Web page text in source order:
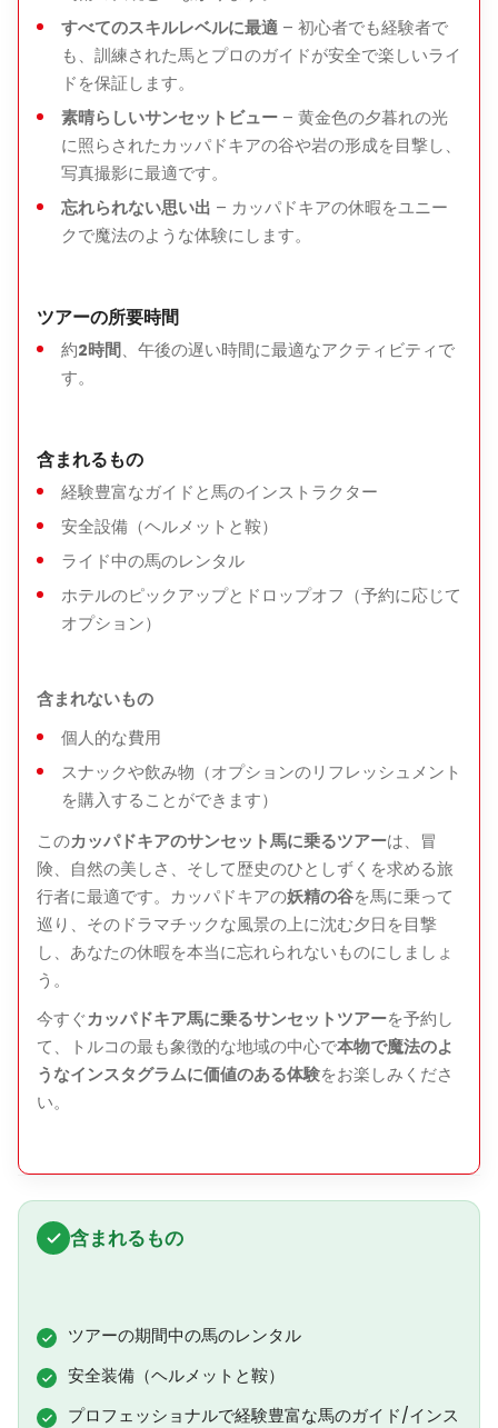
女性修道院などの歴史的名所の訪問
ウロウ川やカルデレ谷に沿った景色の良いトレイル
プロのガイドとよく訓練された馬
含まれるもの
ホテルのピックアップとドロップオフ（予約された場合）
個人的な費用
スナックや飲み物（オプション）
すべてのスキルレベルに最適 – 初心者でも経験者で
も、訓練された馬とプロのガイドが安全で楽しいライ
ドを保証します。
素晴らしいサンセットビュー – 黄金色の夕暮れの光
に照らされたカッパドキアの谷や岩の形成を目撃し、
写真撮影に最適です。
忘れられない思い出 – カッパドキアの休暇をユニー
クで魔法のような体験にします。
ツアーの所要時間
約2時間 、午後の遅い時間に最適なアクティビティで
す。
含まれるもの
経験豊富なガイドと馬のインストラクター
安全設備（ヘルメットと鞍）
ライド中の馬のレンタル
ホテルのピックアップとドロップオフ（予約に応じて
オプション）
含まれないもの
個人的な費用
スナックや飲み物（オプションのリフレッシュメント
を購入することができます）
このカッパドキアのサンセット馬に乗るツアーは、冒
険、自然の美しさ、そして歴史のひとしずくを求める旅
行者に最適です。カッパドキアの妖精の谷を馬に乗って
巡り、そのドラマチックな風景の上に沈む夕日を目撃
し、あなたの休暇を本当に忘れられないものにしましょ
う。
今すぐカッパドキア馬に乗るサンセットツアーを予約し
て、トルコの最も象徴的な地域の中心で本物で魔法のよ
うなインスタグラムに価値のある体験をお楽しみくださ
い。
含まれるもの
ツアーの期間中の馬のレンタル
安全装備（ヘルメットと鞍）
プロフェッショナルで経験豊富な馬のガイド/インス